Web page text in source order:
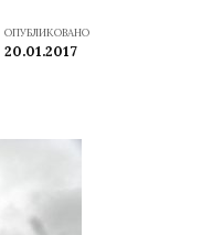
ОПУБЛИКОВАНО
20.01.2017